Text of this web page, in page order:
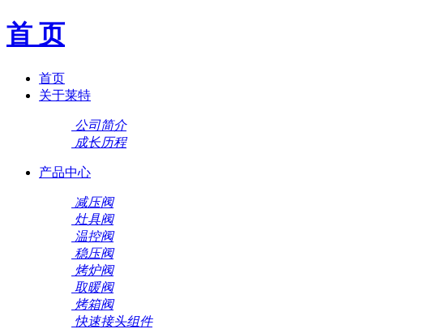
首 页
首页
关于莱特
公司简介
成长历程
产品中心
减压阀
灶具阀
温控阀
稳压阀
烤炉阀
取暖阀
烤箱阀
快速接头组件